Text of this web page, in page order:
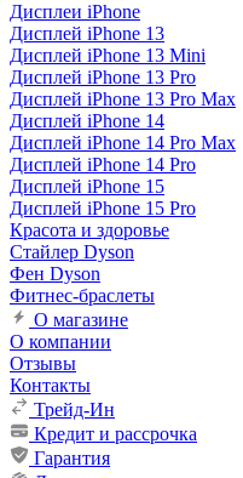
Дисплеи iPhone
Дисплей iPhone 13
Дисплей iPhone 13 Mini
Дисплей iPhone 13 Pro
Дисплей iPhone 13 Pro Max
Дисплей iPhone 14
Дисплей iPhone 14 Pro Max
Дисплей iPhone 14 Pro
Дисплей iPhone 15
Дисплей iPhone 15 Pro
Красота и здоровье
Стайлер Dyson
Фен Dyson
Фитнес-браслеты
О магазине
О компании
Отзывы
Контакты
Трейд-Ин
Кредит и рассрочка
Гарантия